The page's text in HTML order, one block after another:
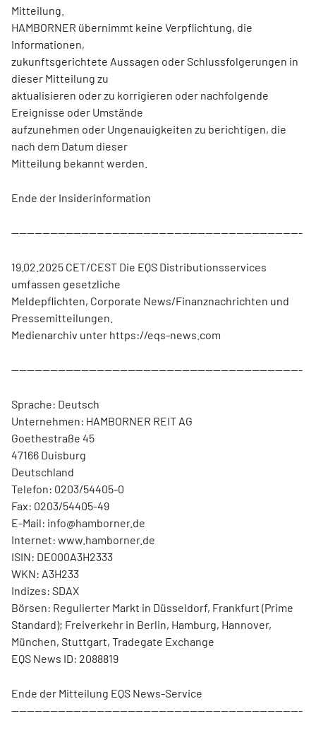
Mitteilung.
HAMBORNER übernimmt keine Verpflichtung, die
Informationen,
zukunftsgerichtete Aussagen oder Schlussfolgerungen in
dieser Mitteilung zu
aktualisieren oder zu korrigieren oder nachfolgende
Ereignisse oder Umstände
aufzunehmen oder Ungenauigkeiten zu berichtigen, die
nach dem Datum dieser
Mitteilung bekannt werden.
Ende der Insiderinformation
---------------------------------------------------------------------------
19.02.2025 CET/CEST Die EQS Distributionsservices
umfassen gesetzliche
Meldepflichten, Corporate News/Finanznachrichten und
Pressemitteilungen.
Medienarchiv unter https://eqs-news.com
---------------------------------------------------------------------------
Sprache: Deutsch
Unternehmen: HAMBORNER REIT AG
Goethestraße 45
47166 Duisburg
Deutschland
Telefon: 0203/54405-0
Fax: 0203/54405-49
E-Mail: info@hamborner.de
Internet: www.hamborner.de
ISIN: DE000A3H2333
WKN: A3H233
Indizes: SDAX
Börsen: Regulierter Markt in Düsseldorf, Frankfurt (Prime
Standard); Freiverkehr in Berlin, Hamburg, Hannover,
München, Stuttgart, Tradegate Exchange
EQS News ID: 2088819
Ende der Mitteilung EQS News-Service
---------------------------------------------------------------------------